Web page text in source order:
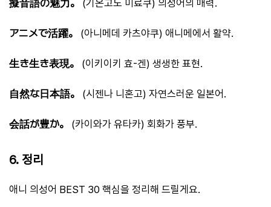
擬音語の魅力。 (기온고노 미료쿠) 의성어의 매력.
アニメで活躍。 (아니메데 카츠야쿠) 애니메에서 활약.
生き生き表現。 (이키이키 효-겐) 생생한 표현.
自然な日本語。 (시젠나 니혼고) 자연스러운 일본어.
会話が豊か。 (카이와가 유타카) 회화가 풍부.
6. 정리
애니 의성어 BEST 30 핵심을 정리해 드릴게요.